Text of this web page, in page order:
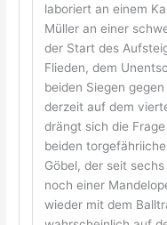
laboriert an einem
Müller an einer
der Start des
Flieden, dem
beiden Siegen
derzeit auf dem
drängt sich die
beiden
Göbel, der seit
noch einer
wieder mit dem